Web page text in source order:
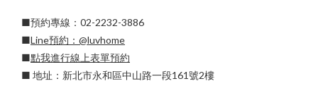
■預約專線：02-2232-3886
■Line預約： @luvhome
■點我進行線上表單預約
■ 地址：新北市永和區中山路一段161號2樓